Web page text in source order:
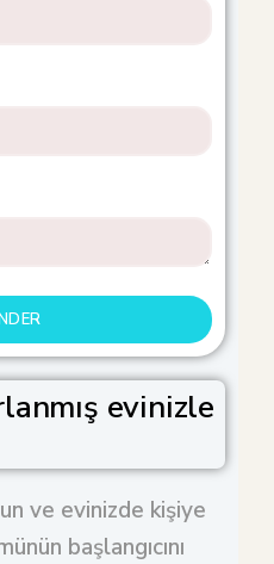
evinizle
ve evinizde kişiye
başlangıcını